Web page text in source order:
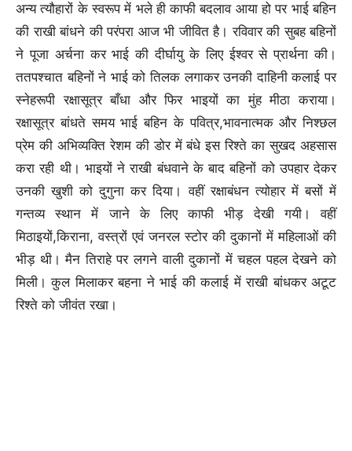
अन्य त्यौहारों के स्वरूप में भले ही काफी बदलाव आया हो पर भाई बहिन
की राखी बांधने की परंपरा आज भी जीवित है। रविवार की सुबह बहिनों
ने पूजा अर्चना कर भाई की दीर्घायु के लिए ईश्वर से प्रार्थना की।
ततपश्चात बहिनों ने भाई को तिलक लगाकर उनकी दाहिनी कलाई पर
स्नेहरूपी रक्षासूत्र बाँधा और फिर भाइयों का मुंह मीठा कराया।
रक्षासूत्र बांधते समय भाई बहिन के पवित्र,भावनात्मक और निश्छल
प्रेम की अभिव्यक्ति रेशम की डोर में बंधे इस रिश्ते का सुखद अहसास
करा रही थी। भाइयों ने राखी बंधवाने के बाद बहिनों को उपहार देकर
उनकी खुशी को दुगुना कर दिया। वहीं रक्षाबंधन त्योहार में बसों में
गन्तव्य स्थान में जाने के लिए काफी भीड़ देखी गयी। वहीं
मिठाइयों,किराना, वस्त्रों एवं जनरल स्टोर की दुकानों में महिलाओं की
भीड़ थी। मैन तिराहे पर लगने वाली दुकानों में चहल पहल देखने को
मिली। कुल मिलाकर बहना ने भाई की कलाई में राखी बांधकर अटूट
रिश्ते को जीवंत रखा।